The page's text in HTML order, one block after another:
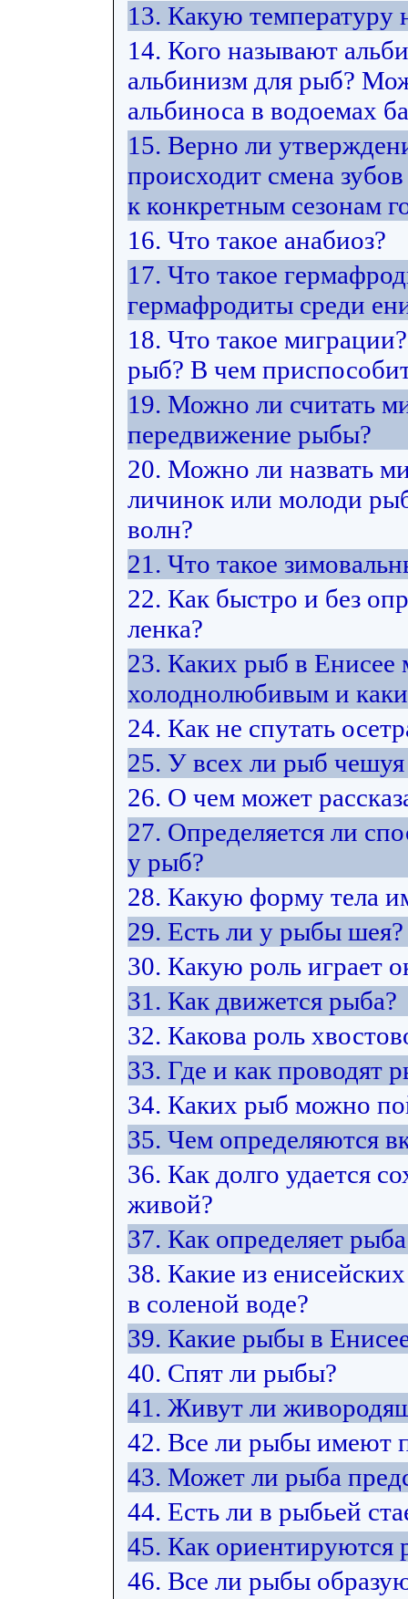
13. Какую температуру
14. Кого называют
альбинизм для рыб?
альбиноса в водоемах
15. Верно ли
происходит смена
к конкретным сезонам
16. Что такое анабиоз?
17. Что такое
гермафродиты среди
18. Что такое
рыб? В чем
19. Можно ли считать
передвижение рыбы?
20. Можно ли назвать
личинок или молоди
волн?
21. Что такое
22. Как быстро и без
ленка?
23. Каких рыб в Енисее
холоднолюбивым и
24. Как не спутать
25. У всех ли рыб чешуя
26. О чем может
27. Определяется ли
у рыб?
28. Какую форму тела
29. Есть ли у рыбы шея?
30. Какую роль играет
31. Как движется рыба?
32. Какова роль
33. Где и как проводят
34. Каких рыб можно
35. Чем определяются
36. Как долго удается
живой?
37. Как определяет
38. Какие из
в соленой воде?
39. Какие рыбы в
40. Спят ли рыбы?
41. Живут ли
42. Все ли рыбы имеют
43. Может ли рыба
44. Есть ли в рыбьей
45. Как ориентируются
46. Все ли рыбы